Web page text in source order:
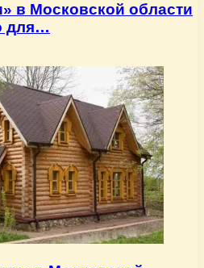
в Московской области
для…